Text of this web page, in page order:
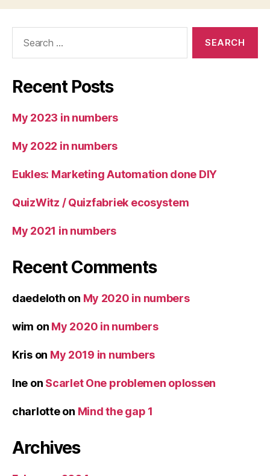
Recent Posts
My 2023 in numbers
My 2022 in numbers
Eukles: Marketing Automation done DIY
QuizWitz / Quizfabriek ecosystem
My 2021 in numbers
Recent Comments
daedeloth on My 2020 in numbers
wim on My 2020 in numbers
Krison My 2019 in numbers
Ine on Scarlet One problemen oplossen
charlotteon Mind the gap 1
Archives